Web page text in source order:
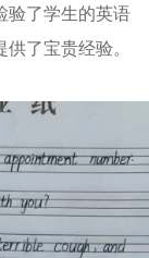
验了学生的英语
了宝贵经验。